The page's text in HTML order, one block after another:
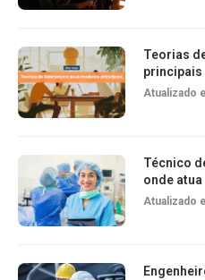
Teorias
principais
Atualizado
Técnico
onde
Atualizado